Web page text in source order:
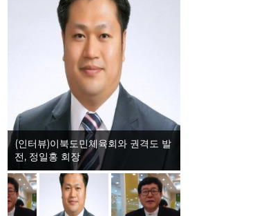
(인터뷰)이북도민체육회와 권격도 발
전, 정일홍 회장